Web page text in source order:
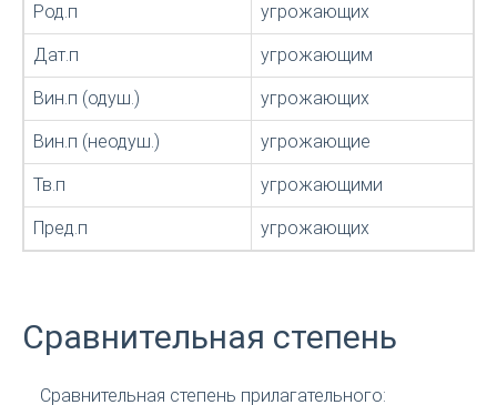
Род.п угрожающих
Дат.п угрожающим
Вин.п (одуш.) угрожающих
Вин.п (неодуш.) угрожающие
Тв.п угрожающими
Пред.п угрожающих
Сравнительная степень
Сравнительная степень прилагательного: